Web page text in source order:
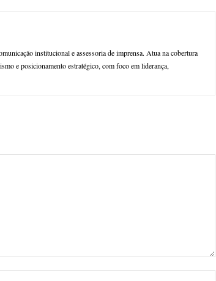
institucional e assessoria de imprensa. Atua na cobertura
e posicionamento estratégico, com foco em liderança,